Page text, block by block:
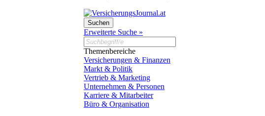
Erweiterte Suche »
Themenbereiche
Versicherungen & Finanzen
Markt & Politik
Vertrieb & Marketing
Unternehmen & Personen
Karriere & Mitarbeiter
Büro & Organisation